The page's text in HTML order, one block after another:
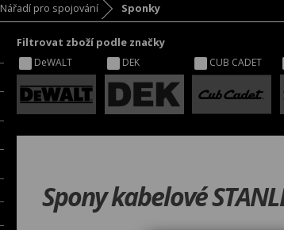
Nářadí pro spojování Sponky
Filtrovat zboží podle značky
DeWALT DEK CUB CADET
Spony kabelové